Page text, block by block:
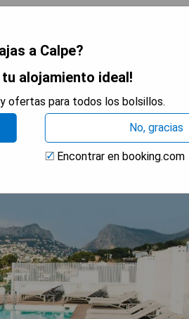
a Calpe?
tu alojamiento ideal!
ofertas para todos los bolsillos.
No, gracias
Encontrar en booking.com